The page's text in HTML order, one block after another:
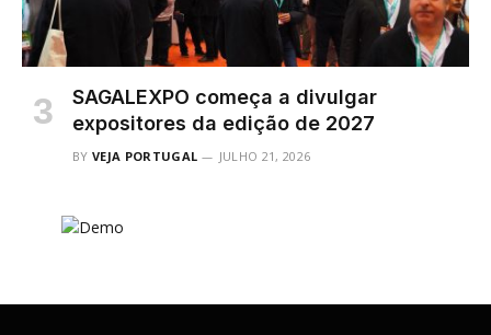
SAGALEXPO começa a divulgar
expositores da edição de 2027
BY VEJA PORTUGAL JULHO 21, 2026